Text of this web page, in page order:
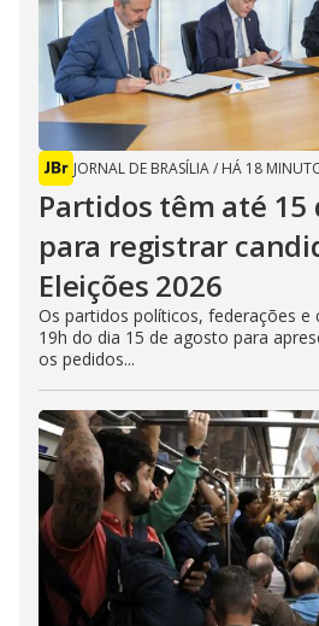
JORNAL DE BRASÍLIA/ HÁ 18
Partidos têm até 15
para registrar
Eleições 2026
Os partidos políticos, federações e
19h do dia 15 de agosto para
os pedidos...